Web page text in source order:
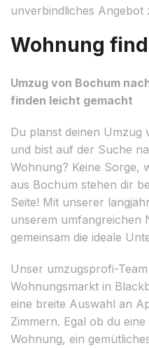
unverbindliches Angebot
Wohnung
Umzug von Bochum
finden leicht gemacht
Du planst deinen
und bist auf der Suche
Wohnung? Keine Sorge,
aus Bochum stehen dir
Seite! Mit unserer
unserem umfangreichen
gemeinsam die ideale
Unser umzugsprofi-
Wohnungsmarkt in
eine breite Auswahl an
Zimmern. Egal ob du
Wohnung, ein